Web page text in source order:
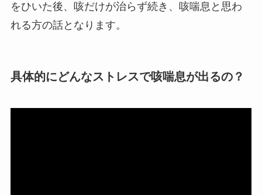
をひいた後、咳だけが治らず続き、咳喘息と思わ
れる方の話となります。
具体的にどんなストレスで咳喘息が出るの？